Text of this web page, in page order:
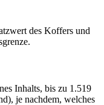
des Koffers und
Inhalts, bis zu 1.519
je nachdem, welches